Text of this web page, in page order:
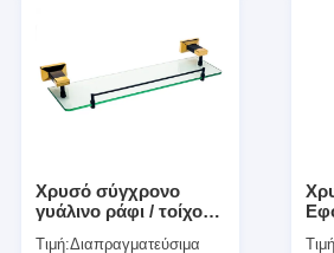
Βίντεο
Έλεγχος ποιότητας
Χρυσό σύγχρονο
γυάλινο ράφι / τοίχος
Τιμή:Διαπραγματεύσιμα